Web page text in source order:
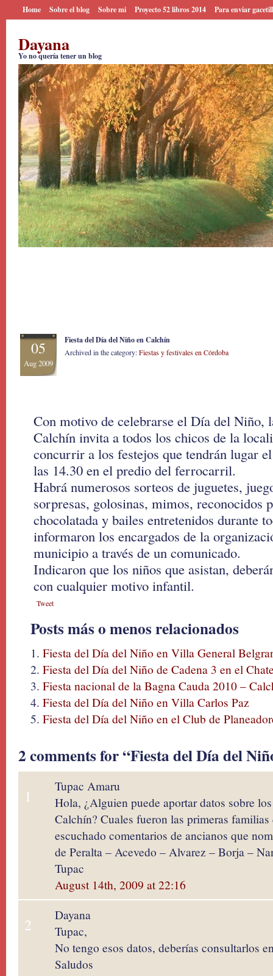
Home Sobre el blog Sobre mi Proyecto 52 libros 2014 Para enviar
Dayana
Yo no quería tener un blog
05
Aug 2009
Fiesta del Día del Niño en Calchín
Archived in the category:Fiestas y festivales en Córdoba
Con motivo de celebrarse el Día del Niño,
Calchín invita a todos los chicos de la
concurrir a los festejos que tendrán lugar
las 14.30 en el predio del ferrocarril.
Habrá numerosos sorteos de juguetes,
sorpresas, golosinas, mimos, reconocidos
chocolatada y bailes entretenidos durante
informaron los encargados de la
municipio a través de un comunicado.
Indicaron que los niños que asistan,
con cualquier motivo infantil.
Tweet
Posts más o menos relacionados
Fiesta del Día del Niño en Villa General
Fiesta del Día del Niño de Cadena 3 en el
Fiesta nacional de la Bagna Cauda 2010 –
Fiesta del Día del Niño en Villa Carlos Paz
Fiesta del Día del Niño en el Club de
2 comments for “Fiesta del Día del
1
Tupac Amaru
Hola, ¿Alguien puede aportar datos sobre
Calchín? Cuales fueron las primeras familias
escuchado comentarios de ancianos que
de Peralta – Acevedo – Alvarez – Borja –
Tupac
August 14th, 2009 at 22:16
2
Dayana
Tupac,
No tengo esos datos, deberías consultarlos
Saludos